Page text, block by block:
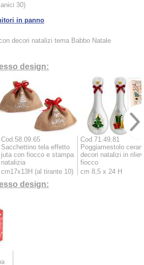
30)
in panno
decori natalizi tema Babbo Natale
design:
Cod.58.09.65
Sacchettino tela effetto
juta con fiocco e stampa
natalizia
cm17x13H (al tirante 10)
Cod.71.49.81
Poggiamestolo
decori natalizi in
fiocco
cm 8,5 x 24 H
design: